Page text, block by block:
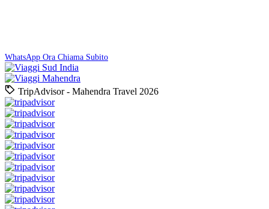
WhatsApp Ora Chiama Subito
TripAdvisor - Mahendra Travel 2026